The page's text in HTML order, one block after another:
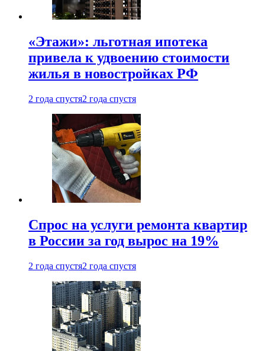
«Этажи»: льготная ипотека
привела к удвоению стоимости
жилья в новостройках РФ
2 года спустя2 года спустя
Спрос на услуги ремонта квартир
в России за год вырос на 19%
2 года спустя2 года спустя